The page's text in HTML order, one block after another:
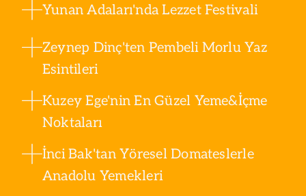
Yunan Adaları'nda Lezzet Festivali
Zeynep Dinç'ten Pembeli Morlu Yaz
Esintileri
Kuzey Ege'nin En Güzel Yeme&İçme
Noktaları
İnci Bak'tan Yöresel Domateslerle
Anadolu Yemekleri